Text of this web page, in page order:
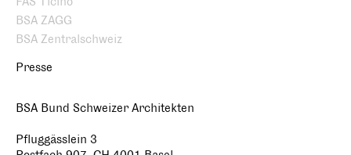
BSA ZAGG
BSA Zentralschweiz
Presse
BSA Bund Schweizer Architekten
Pfluggässlein 3